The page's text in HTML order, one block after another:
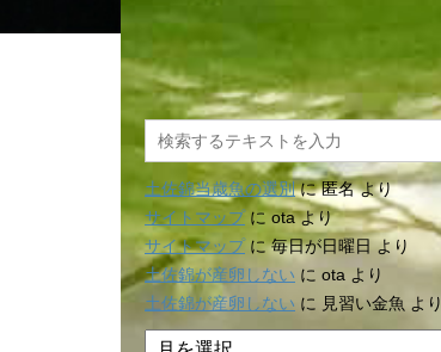
土佐錦当歳魚の選別に匿名より
サイトマップにotaより
サイトマップに毎日が日曜日より
土佐錦が産卵しない に ota より
土佐錦が産卵しない に 見習い金魚 より
ア